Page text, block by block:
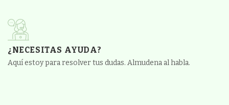
¿NECESITAS AYUDA?
Aquí estoy para resolver tus dudas. Almudena al habla.